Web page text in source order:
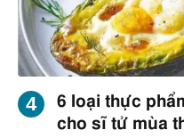
6 loại thực
cho sĩ tử mùa